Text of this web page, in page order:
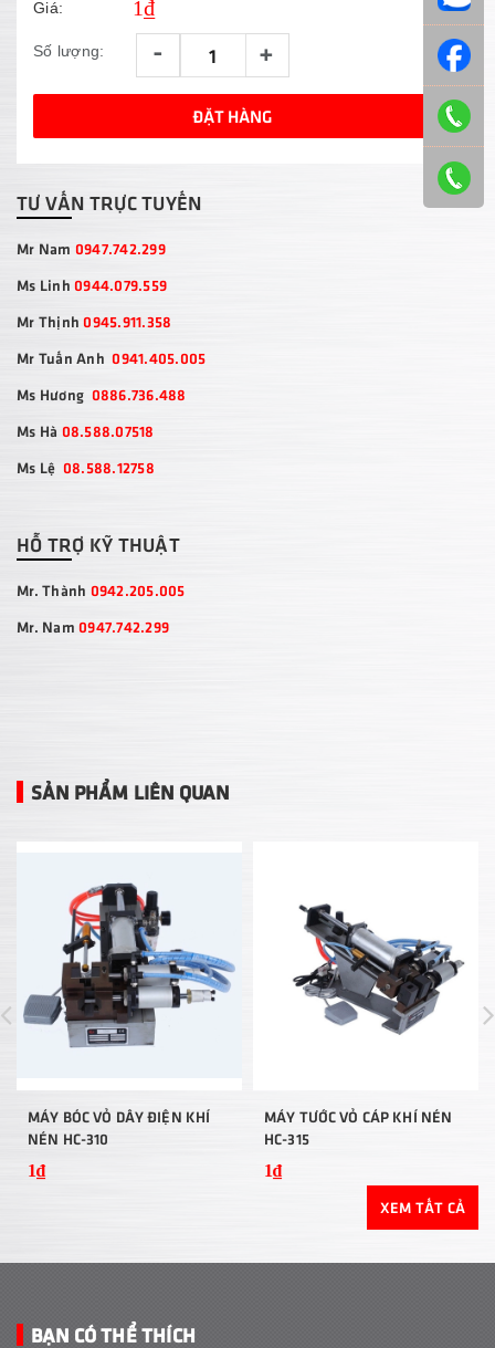
Giá: 1₫
Số lượng: - +
ĐẶT HÀNG
TƯ VẤN TRỰC TUYẾN
Mr Nam 0947.742.299
Ms Linh 0944.079.559
Mr Thịnh0945.911.358
Mr Tuấn Anh0941.405.005
Ms Hương 0886.736.488
Ms Hà 08.588.07518
Ms Lệ 08.588.12758
HỖ TRỢ KỸ THUẬT
Mr. Thành 0942.205.005
Mr. Nam 0947.742.299
SẢN PHẨM LIÊN QUAN
MÁY BÓC VỎ DÂY ĐIỆN KHÍ
NÉN HC-310
1₫
MÁY TƯỚC VỎ CÁP KHÍ NÉN
HC-315
1₫
XEM TẤT CẢ
BẠN CÓ THỂ THÍCH